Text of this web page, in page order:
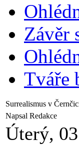
Závěr
Tváře
Surrealismus v
Napsal Redakce
Úterý,